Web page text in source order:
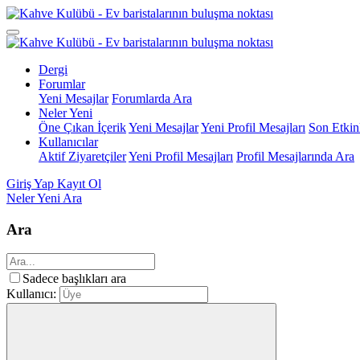
Dergi
Forumlar
Yeni Mesajlar Forumlarda Ara
Neler Yeni
Öne Çıkan İçerikYeni MesajlarYeni Profil Mesajları Son
Kullanıcılar
Aktif ZiyaretçilerYeni Profil Mesajları Profil Mesajlarında Ara
Giriş Yap Kayıt Ol
Neler Yeni Ara
Ara
Sadece başlıkları ara
Kullanıcı: